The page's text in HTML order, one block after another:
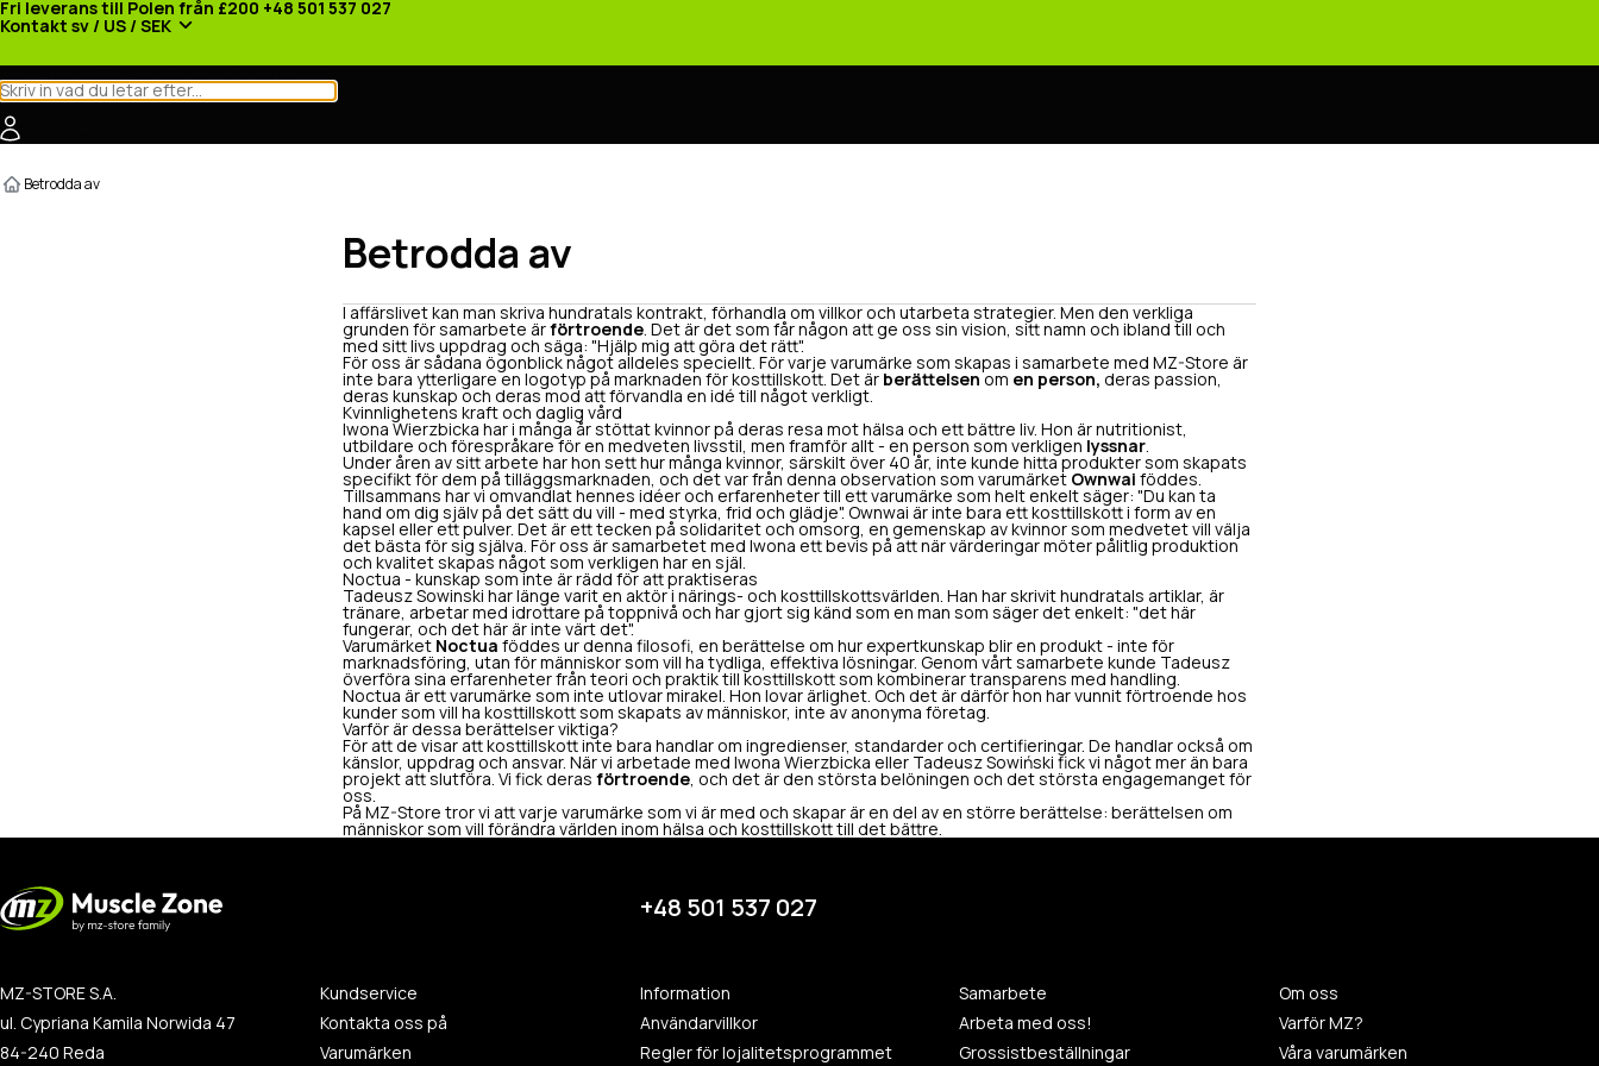
Fri leverans till Polen från £200 +48 501 537 027
Kontakt sv / US / SEK
Betrodda av
Betrodda av
I affärslivet kan man skriva hundratals kontrakt, förhandla om villkor och utarbeta strategier. Men den verkliga
grunden för samarbete är förtroende . Det är det som får någon att ge oss sin vision, sitt namn och ibland till och
med sitt livs uppdrag och säga: "Hjälp mig att göra det rätt".
För oss är sådana ögonblick något alldeles speciellt. För varje varumärke som skapas i samarbete med MZ-Store är
inte bara ytterligare en logotyp på marknaden för kosttillskott. Det är berättelsen om en person, deras passion,
deras kunskap och deras mod att förvandla en idé till något verkligt.
Kvinnlighetens kraft och daglig vård
Iwona Wierzbicka har i många år stöttat kvinnor på deras resa mot hälsa och ett bättre liv. Hon är nutritionist,
utbildare och förespråkare för en medveten livsstil, men framför allt - en person som verkligen lyssnar
Under åren av sitt arbete har hon sett hur många kvinnor, särskilt över 40 år, inte kunde hitta produkter som skapats
specifikt för dem på tilläggsmarknaden, och det var från denna observation som varumärket Ownwai föddes.
Tillsammans har vi omvandlat hennes idéer och erfarenheter till ett varumärke som helt enkelt säger: "Du kan ta
hand om dig själv på det sätt du vill - med styrka, frid och glädje". Ownwai är inte bara ett kosttillskott i form av en
kapsel eller ett pulver. Det är ett tecken på solidaritet och omsorg, en gemenskap av kvinnor som medvetet vill välja
det bästa för sig själva. För oss är samarbetet med Iwona ett bevis på att när värderingar möter pålitlig produktion
och kvalitet skapas något som verkligen har en själ.
Noctua - kunskap som inte är rädd för att praktiseras
Tadeusz Sowinski har länge varit en aktör i närings- och kosttillskottsvärlden. Han har skrivit hundratals artiklar, är
tränare, arbetar med idrottare på toppnivå och har gjort sig känd som en man som säger det enkelt: "det här
fungerar, och det här är inte värt det".
Varumärket Noctua föddes ur denna filosofi, en berättelse om hur expertkunskap blir en produkt - inte för
marknadsföring, utan för människor som vill ha tydliga, effektiva lösningar. Genom vårt samarbete kunde Tadeusz
överföra sina erfarenheter från teori och praktik till kosttillskott som kombinerar transparens med handling.
Noctua är ett varumärke som inte utlovar mirakel. Hon lovar ärlighet. Och det är därför hon har vunnit förtroende hos
kunder som vill ha kosttillskott som skapats av människor, inte av anonyma företag.
Varför är dessa berättelser viktiga?
För att de visar att kosttillskott inte bara handlar om ingredienser, standarder och certifieringar. De handlar också om
känslor, uppdrag och ansvar. När vi arbetade med Iwona Wierzbicka eller Tadeusz Sowiński fick vi något mer än bara
projekt att slutföra. Vi fick deras förtroende , och det är den största belöningen och det största engagemanget för
oss.
På MZ-Store tror vi att varje varumärke som vi är med och skapar är en del av en större berättelse: berättelsen om
människor som vill förändra världen inom hälsa och kosttillskott till det bättre.
+48 501 537 027
MZ-STORE S.A.
ul. Cypriana Kamila Norwida 47
84-240 Reda
Kundservice
Kontakta oss på
Varumärken
Information
Användarvillkor
Regler för lojalitetsprogrammet
Samarbete
Arbeta med oss!
Grossistbeställningar
Om oss
Varför MZ?
Våra varumärken